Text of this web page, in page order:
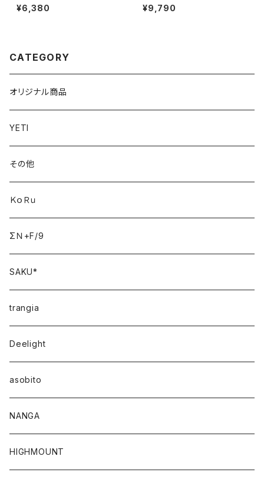
¥6,380 ¥9,790
CATEGORY
オリジナル商品
YETI
その他
ＫｏＲｕ
ΣＮ+F/9
SAKU*
trangia
Deelight
asobito
NANGA
HIGHMOUNT